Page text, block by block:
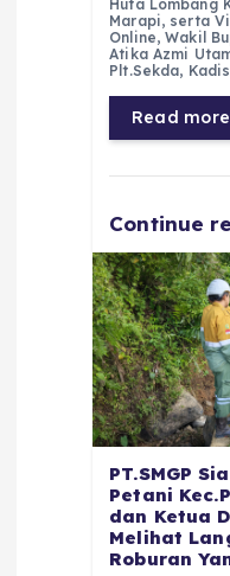
e
b
o
o
k
A
p
p
Huta Lombang
Marapi, serta
Online, Wakil
Atika Azmi
Plt.Sekda,
Read more
Continue
PT.SMGP
Petani
dan Ketua
Melihat
Roburan